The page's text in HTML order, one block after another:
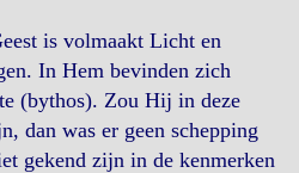
is volmaakt Licht en
In Hem bevinden zich
(bythos). Zou Hij in deze
dan was er geen schepping
gekend zijn in de kenmerken